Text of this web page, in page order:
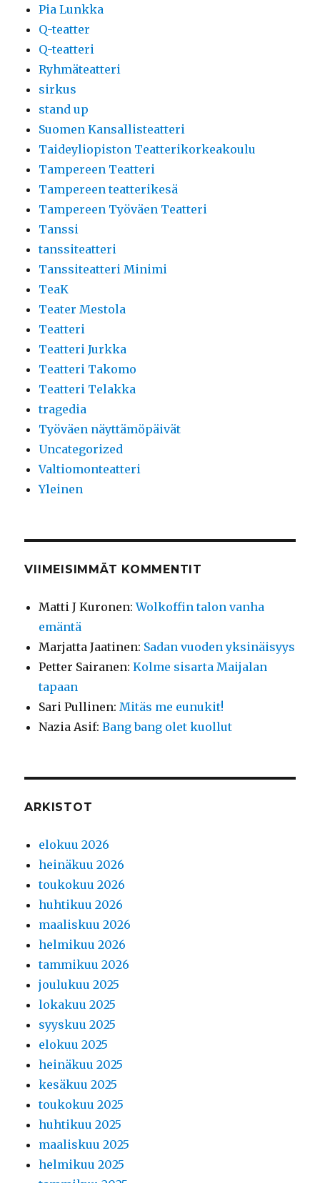
Pia Lunkka
Q-teatter
Q-teatteri
Ryhmäteatteri
sirkus
stand up
Suomen Kansallisteatteri
Taideyliopiston Teatterikorkeakoulu
Tampereen Teatteri
Tampereen teatterikesä
Tampereen Työväen Teatteri
Tanssi
tanssiteatteri
Tanssiteatteri Minimi
TeaK
Teater Mestola
Teatteri
Teatteri Jurkka
Teatteri Takomo
Teatteri Telakka
tragedia
Työväen näyttämöpäivät
Uncategorized
Valtiomonteatteri
Yleinen
VIIMEISIMMÄT KOMMENTIT
Matti J Kuronen:Wolkoffin talon vanha
emäntä
Marjatta Jaatinen: Sadan vuoden yksinäisyys
Petter Sairanen:Kolme sisarta Maijalan
tapaan
Sari Pullinen: Mitäs me eunukit!
Nazia Asif:Bang bang olet kuollut
ARKISTOT
elokuu 2026
heinäkuu 2026
toukokuu 2026
huhtikuu 2026
maaliskuu 2026
helmikuu 2026
tammikuu 2026
joulukuu 2025
lokakuu 2025
syyskuu 2025
elokuu 2025
heinäkuu 2025
kesäkuu 2025
toukokuu 2025
huhtikuu 2025
maaliskuu 2025
helmikuu 2025